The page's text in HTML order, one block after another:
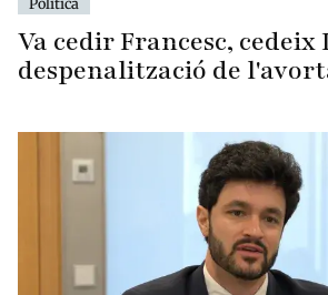
Política
Va cedir Francesc, cedeix
despenalització de